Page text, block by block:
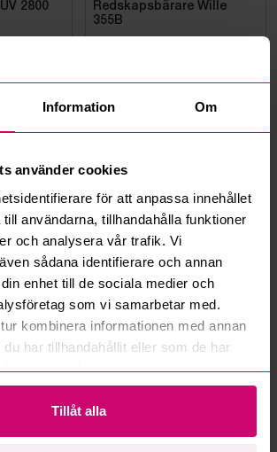
Information Om
använder cookies
för att anpassa innehållet
användarna, tillhandahålla funktioner
och analysera vår trafik. Vi
sådana identifierare och annan
enhet till de sociala medier och
som vi samarbetar med.
kombinera informationen med annan
har tillhandahållit eller som de har
använt deras tjänster.
Tillåt alla
2800
Redskapsbärare Wille
355B
Redskapsbärare Wille
455B -2006 med sopvals
65 500 kr · 30 bud
2d 19h Norrköping 2d 19h